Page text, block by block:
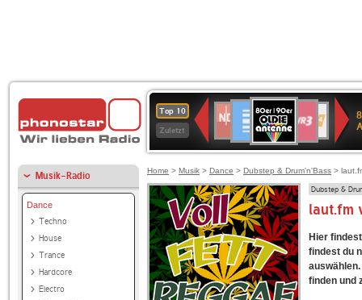
Top 10
Zuletzt
Deutschlandfunk
80er
90er
OLDIE
ANTENNE
SWR3
SWR
Kultur
NDR
2
Musik-Radio
Dance
Techno
House
Trance
Hardcore
Electro
Home > Musik > Dance > Dubstep & Drum'n'Bass >
Dubstep &
laut.fm
Hier
findest du
finden und